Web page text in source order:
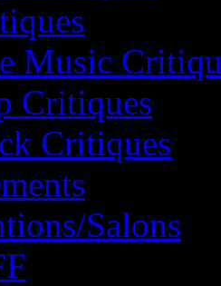
Music
Critiques
Critiques
Salons